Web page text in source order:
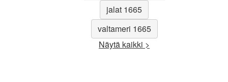
jalat 1665
valtameri 1665
Näytä kaikki >